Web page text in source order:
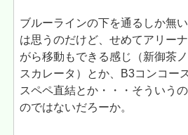
ブルーラインの下を通るしか無
は思うのだけど、せめてアリー
がら移動もできる感じ（新御茶
スカレータ）とか、B3コンコー
スペペ直結とか・・・そういう
のではないだろーか。